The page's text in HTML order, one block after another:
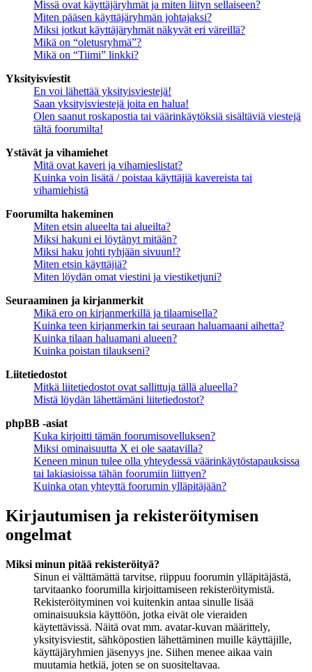
Missä ovat käyttäjäryhmät ja miten liityn sellaiseen?
Miten pääsen käyttäjäryhmän johtajaksi?
Miksi jotkut käyttäjäryhmät näkyvät eri väreillä?
Mikä on “oletusryhmä”?
Mikä on “Tiimi” linkki?
Yksityisviestit
En voi lähettää yksityisviestejä!
Saan yksityisviestejä joita en halua!
Olen saanut roskapostia tai väärinkäytöksiä sisältäviä viestejä
tältä foorumilta!
Ystävät ja vihamiehet
Mitä ovat kaveri ja vihamieslistat?
Kuinka voin lisätä / poistaa käyttäjiä kavereista tai
vihamiehistä
Foorumilta hakeminen
Miten etsin alueelta tai alueilta?
Miksi hakuni ei löytänyt mitään?
Miksi haku johti tyhjään sivuun!?
Miten etsin käyttäjiä?
Miten löydän omat viestini ja viestiketjuni?
Seuraaminen ja kirjanmerkit
Mikä ero on kirjanmerkillä ja tilaamisella?
Kuinka teen kirjanmerkin tai seuraan haluamaani aihetta?
Kuinka tilaan haluamani alueen?
Kuinka poistan tilaukseni?
Liitetiedostot
Mitkä liitetiedostot ovat sallittuja tällä alueella?
Mistä löydän lähettämäni liitetiedostot?
phpBB -asiat
Kuka kirjoitti tämän foorumisovelluksen?
Miksi ominaisuutta X ei ole saatavilla?
Keneen minun tulee olla yhteydessä väärinkäytöstapauksissa
tai lakiasioissa tähän foorumiin liittyen?
Kuinka otan yhteyttä foorumin ylläpitäjään?
Kirjautumisen ja rekisteröitymisen
ongelmat
Miksi minun pitää rekisteröityä?
Sinun ei välttämättä tarvitse, riippuu foorumin ylläpitäjästä,
tarvitaanko foorumilla kirjoittamiseen rekisteröitymistä.
Rekisteröityminen voi kuitenkin antaa sinulle lisää
ominaisuuksia käyttöön, jotka eivät ole vieraiden
käytettävissä. Näitä ovat mm. avatar-kuvan määrittely,
yksityisviestit, sähköpostien lähettäminen muille käyttäjille,
käyttäjäryhmien jäsenyys jne. Siihen menee aikaa vain
muutamia hetkiä, joten se on suositeltavaa.